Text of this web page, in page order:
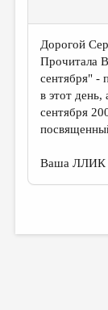
Дорогой
Прочитала
сентября" -
в этот день,
сентября
Ваша ЛЛИК